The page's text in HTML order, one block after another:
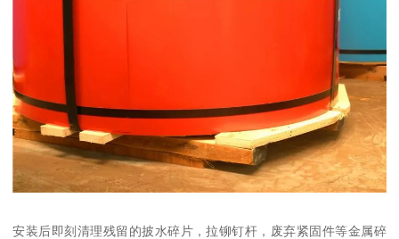
安装后即刻清理残留的披水碎片，拉铆钉杆，废弃紧固件等金属碎